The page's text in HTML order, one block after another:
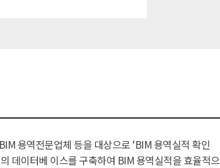
용역전문업체 등을 대상으로 ‘BIM 용역실적 확인
데이터베 이스를 구축하여 BIM 용역실적을 효율적으